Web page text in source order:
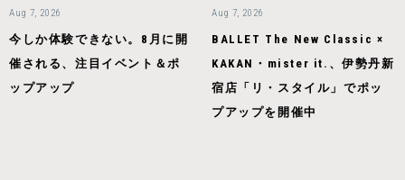
Aug 7, 2026
今しか体験できない。8月に開
催される、注目イベント＆ポ
ップアップ
Aug 7, 2026
BALLET The New Classic ×
KAKAN・mister it.、伊勢丹新
宿店「リ・スタイル」でポッ
プアップを開催中